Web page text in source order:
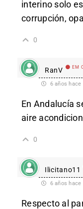
interino solo
corrupción,
0
RanV EM
6 años hace
En Andalucía
aire
0
Ilicitano11
6 años hace
Respecto al